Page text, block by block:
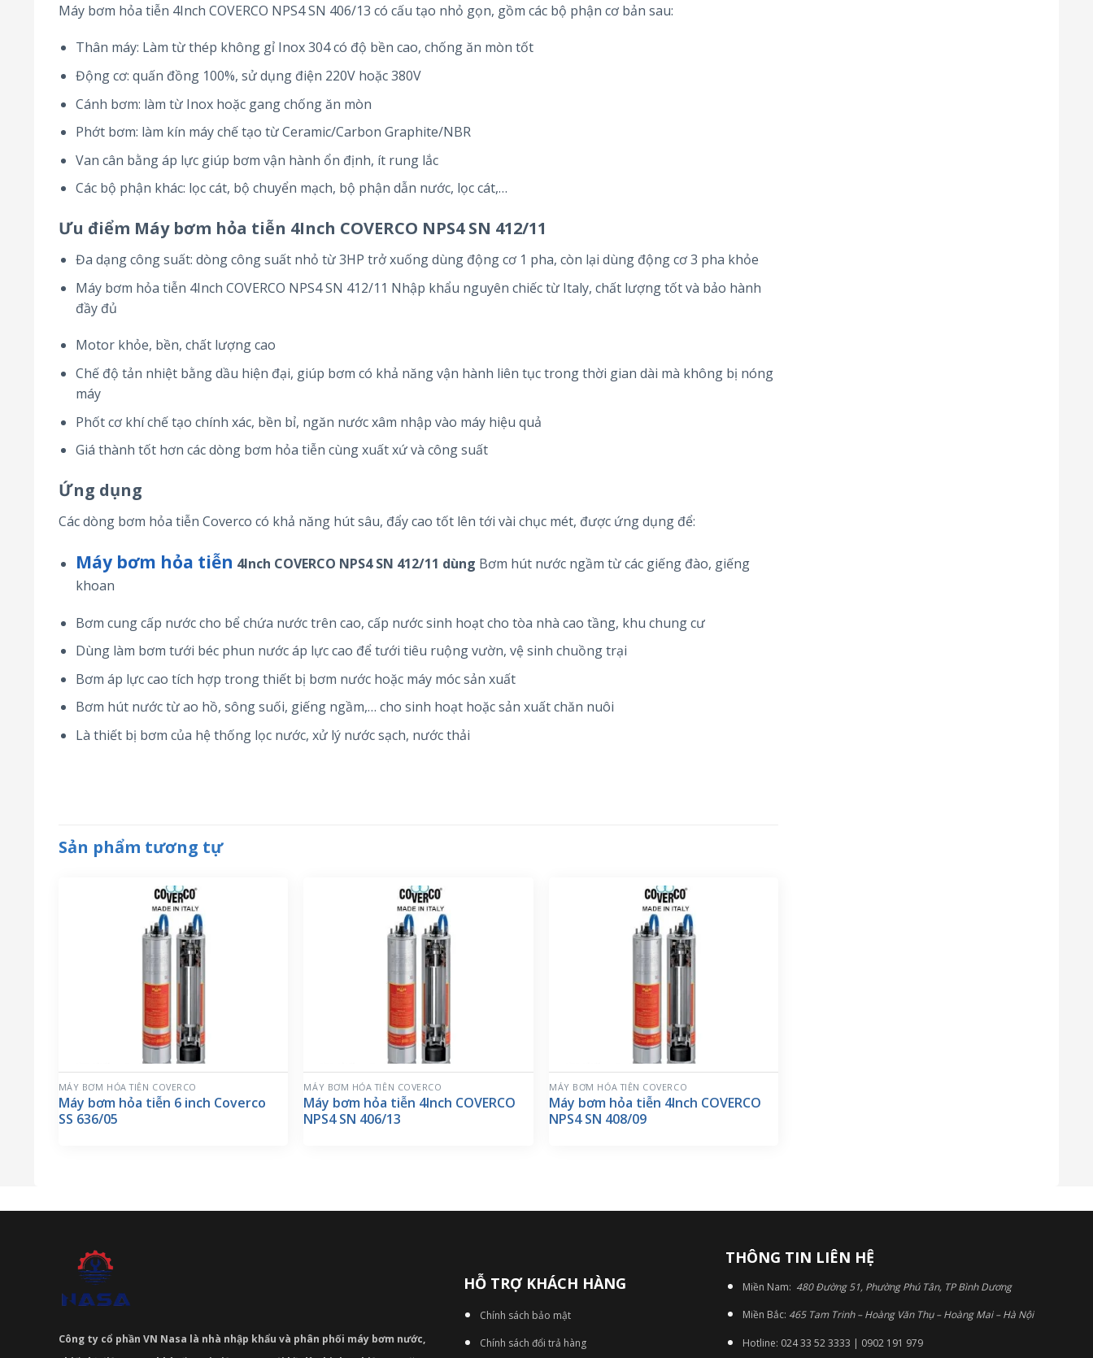
Máy bơm hỏa tiễn 4Inch COVERCO NPS4 SN 406/13 có cấu tạo nhỏ gọn, gồm các bộ phận cơ bản sau:
Thân máy: Làm từ thép không gỉ Inox 304 có độ bền cao, chống ăn mòn tốt
Động cơ: quấn đồng 100%, sử dụng điện 220V hoặc 380V
Cánh bơm: làm từ Inox hoặc gang chống ăn mòn
Phớt bơm: làm kín máy chế tạo từ Ceramic/Carbon Graphite/NBR
Van cân bằng áp lực giúp bơm vận hành ổn định, ít rung lắc
Các bộ phận khác: lọc cát, bộ chuyển mạch, bộ phận dẫn nước, lọc cát,…
Ưu điểm Máy bơm hỏa tiễn 4Inch COVERCO NPS4 SN 412/11
Đa dạng công suất: dòng công suất nhỏ từ 3HP trở xuống dùng động cơ 1 pha, còn lại dùng động cơ 3 pha khỏe
Máy bơm hỏa tiễn 4Inch COVERCO NPS4 SN 412/11 Nhập khẩu nguyên chiếc từ Italy, chất lượng tốt và bảo hành
đầy đủ
Motor khỏe, bền, chất lượng cao
Chế độ tản nhiệt bằng dầu hiện đại, giúp bơm có khả năng vận hành liên tục trong thời gian dài mà không bị nóng
máy
Phốt cơ khí chế tạo chính xác, bền bỉ, ngăn nước xâm nhập vào máy hiệu quả
Giá thành tốt hơn các dòng bơm hỏa tiễn cùng xuất xứ và công suất
Ứng dụng
Các dòng bơm hỏa tiễn Coverco có khả năng hút sâu, đẩy cao tốt lên tới vài chục mét, được ứng dụng để:
Máy bơm hỏa tiễn 4Inch COVERCO NPS4 SN 412/11 dùng Bơm hút nước ngầm từ các giếng đào, giếng
khoan
Bơm cung cấp nước cho bể chứa nước trên cao, cấp nước sinh hoạt cho tòa nhà cao tầng, khu chung cư
Dùng làm bơm tưới béc phun nước áp lực cao để tưới tiêu ruộng vườn, vệ sinh chuồng trại
Bơm áp lực cao tích hợp trong thiết bị bơm nước hoặc máy móc sản xuất
Bơm hút nước từ ao hồ, sông suối, giếng ngầm,… cho sinh hoạt hoặc sản xuất chăn nuôi
Là thiết bị bơm của hệ thống lọc nước, xử lý nước sạch, nước thải
Sản phẩm tương tự
MÁY BƠM HỎA TIỄN COVERCO
Máy bơm hỏa tiễn 6 inch Coverco
SS 636/05
MÁY BƠM HỎA TIỄN COVERCO
Máy bơm hỏa tiễn 4Inch COVERCO
NPS4 SN 406/13
MÁY BƠM HỎA TIỄN COVERCO
Máy bơm hỏa tiễn 4Inch COVERCO
NPS4 SN 408/09
Công ty cổ phần VN Nasa là nhà nhập khẩu và phân phối máy bơm nước,
HỖ TRỢ KHÁCH HÀNG
Chính sách bảo mật
Chính sách đổi trả hàng
THÔNG TIN LIÊN HỆ
Miền Nam: 480 Đường 51, Phường Phú Tân, TP Bình Dương
Miền Bắc: 465 Tam Trinh – Hoàng Văn Thụ – Hoàng Mai – Hà Nội
Hotline: 024 33 52 3333 | 0902 191 979